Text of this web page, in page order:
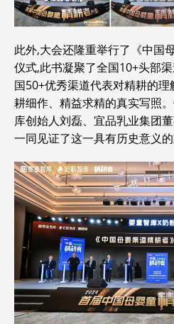
此外,大会还隆重举行了《中国
仪式,此书凝聚了全国10+头部
国50+优秀渠道代表对精耕的
耕细作、精益求精的真实写照
库创始人刘磊、宜品乳业集团
一同见证了这一具有历史意义的